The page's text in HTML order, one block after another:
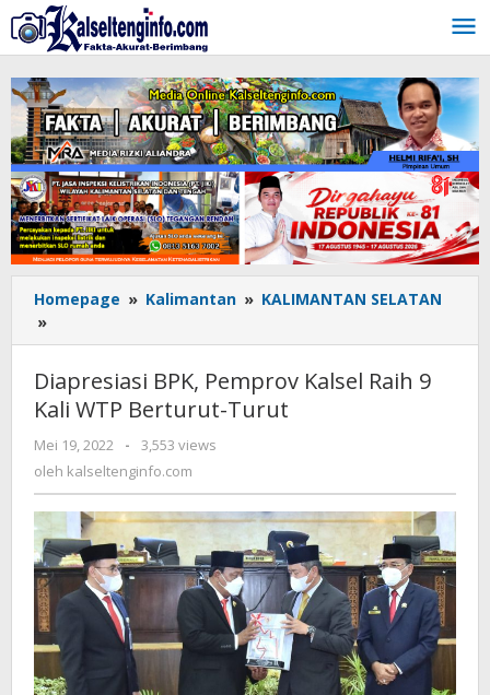
Lewati
ke
konten
Homepage » Kalimantan » KALIMANTAN SELATAN
»
BPK,
Kalsel
Raih
9
Kali
WTP
Turut
Diapresiasi BPK, Pemprov Kalsel Raih 9
Kali WTP Berturut-Turut
Mei 19, 2022
oleh
kalseltenginfo.com
-
3,553 views
oleh kalseltenginfo.com